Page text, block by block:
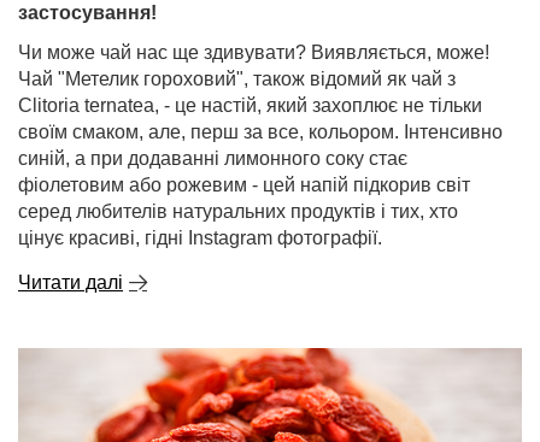
застосування!
Чи може чай нас ще здивувати? Виявляється, може!
Чай "Метелик гороховий", також відомий як чай з
Clitoria ternatea, - це настій, який захоплює не тільки
своїм смаком, але, перш за все, кольором. Інтенсивно
синій, а при додаванні лимонного соку стає
фіолетовим або рожевим - цей напій підкорив світ
серед любителів натуральних продуктів і тих, хто
цінує красиві, гідні Instagram фотографії.
Читати далі